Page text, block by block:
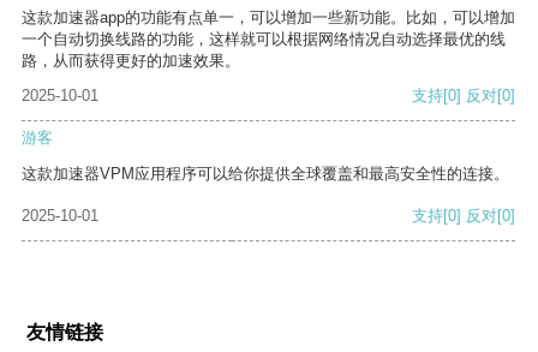
这款加速器app的功能有点单一，可以增加一些新功能。比如，可以增加
一个自动切换线路的功能，这样就可以根据网络情况自动选择最优的线
路，从而获得更好的加速效果。
2025-10-01
支持[0] 反对[0]
游客
这款加速器VPM应用程序可以给你提供全球覆盖和最高安全性的连接。
2025-10-01 支持[0] 反对[0]
友情链接